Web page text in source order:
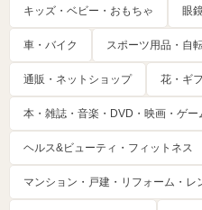
キッズ・ベビー・おもちゃ 眼
車・バイク スポーツ用品・自
通販・ネットショップ 花・ギ
本・雑誌・音楽・DVD・映画・ゲー
ヘルス&ビューティ・フィットネス
マンション・戸建・リフォーム・レ